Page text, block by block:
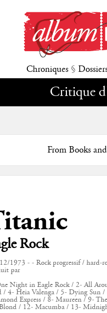
Chroniques §
Critique
From Books
Rock
1973 - - Rock progressif / hard-
par
Night in Eagle Rock / 2- All
/ 4- Heia Valenga / 5- Dying Sun
Express / 8- Maureen / 9-
/ 12- Macumba / 13-